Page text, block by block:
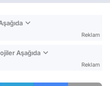
Reklam
Aşağıda
Reklam